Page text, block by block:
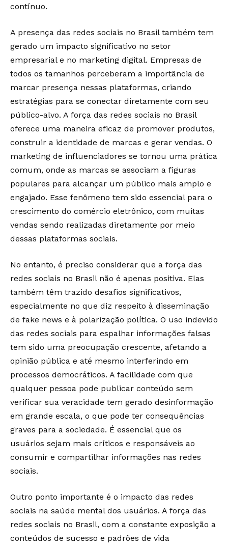
contínuo.
A presença das redes sociais no Brasil também tem
gerado um impacto significativo no setor
empresarial e no marketing digital. Empresas de
todos os tamanhos perceberam a importância de
marcar presença nessas plataformas, criando
estratégias para se conectar diretamente com seu
público-alvo. A força das redes sociais no Brasil
oferece uma maneira eficaz de promover produtos,
construir a identidade de marcas e gerar vendas. O
marketing de influenciadores se tornou uma prática
comum, onde as marcas se associam a figuras
populares para alcançar um público mais amplo e
engajado. Esse fenômeno tem sido essencial para o
crescimento do comércio eletrônico, com muitas
vendas sendo realizadas diretamente por meio
dessas plataformas sociais.
No entanto, é preciso considerar que a força das
redes sociais no Brasil não é apenas positiva. Elas
também têm trazido desafios significativos,
especialmente no que diz respeito à disseminação
de fake news e à polarização política. O uso indevido
das redes sociais para espalhar informações falsas
tem sido uma preocupação crescente, afetando a
opinião pública e até mesmo interferindo em
processos democráticos. A facilidade com que
qualquer pessoa pode publicar conteúdo sem
verificar sua veracidade tem gerado desinformação
em grande escala, o que pode ter consequências
graves para a sociedade. É essencial que os
usuários sejam mais críticos e responsáveis ao
consumir e compartilhar informações nas redes
sociais.
Outro ponto importante é o impacto das redes
sociais na saúde mental dos usuários. A força das
redes sociais no Brasil, com a constante exposição a
conteúdos de sucesso e padrões de vida